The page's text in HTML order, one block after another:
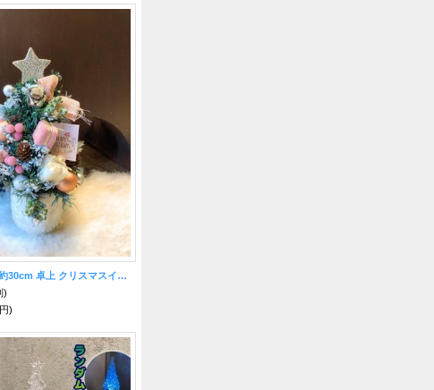
ミニツリー 約30cm 卓上 クリスマスインテリア ピンクツイード
)
)